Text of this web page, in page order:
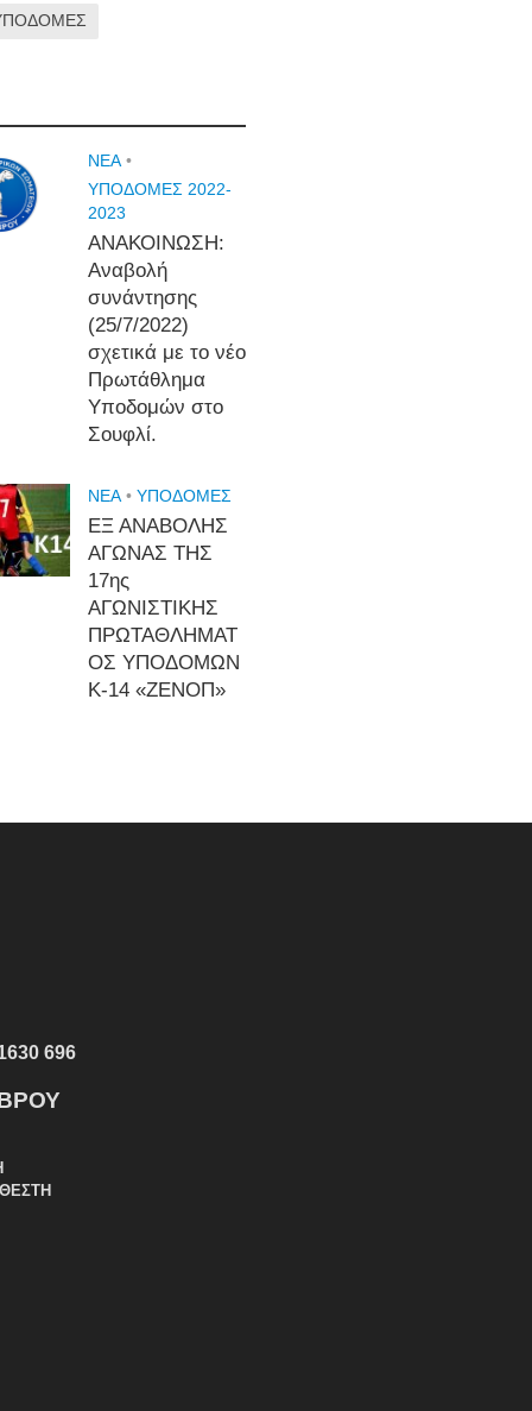
NEA •
ΥΠΟΔΟΜΕΣ 2022-
2023
ΑΝΑΚΟΙΝΩΣΗ:
Αναβολή
συνάντησης
(25/7/2022)
σχετικά με το νέο
Πρωτάθλημα
Υποδομών στο
Σουφλί.
NEA • ΥΠΟΔΟΜΈΣ
ΕΞ ΑΝΑΒΟΛΗΣ
ΑΓΩΝΑΣ ΤΗΣ
17ης
ΑΓΩΝΙΣΤΙΚΗΣ
ΠΡΩΤΑΘΛΗΜΑΤ
ΟΣ ΥΠΟΔΟΜΩΝ
Κ-14 «ΖΕΝΟΠ»
696